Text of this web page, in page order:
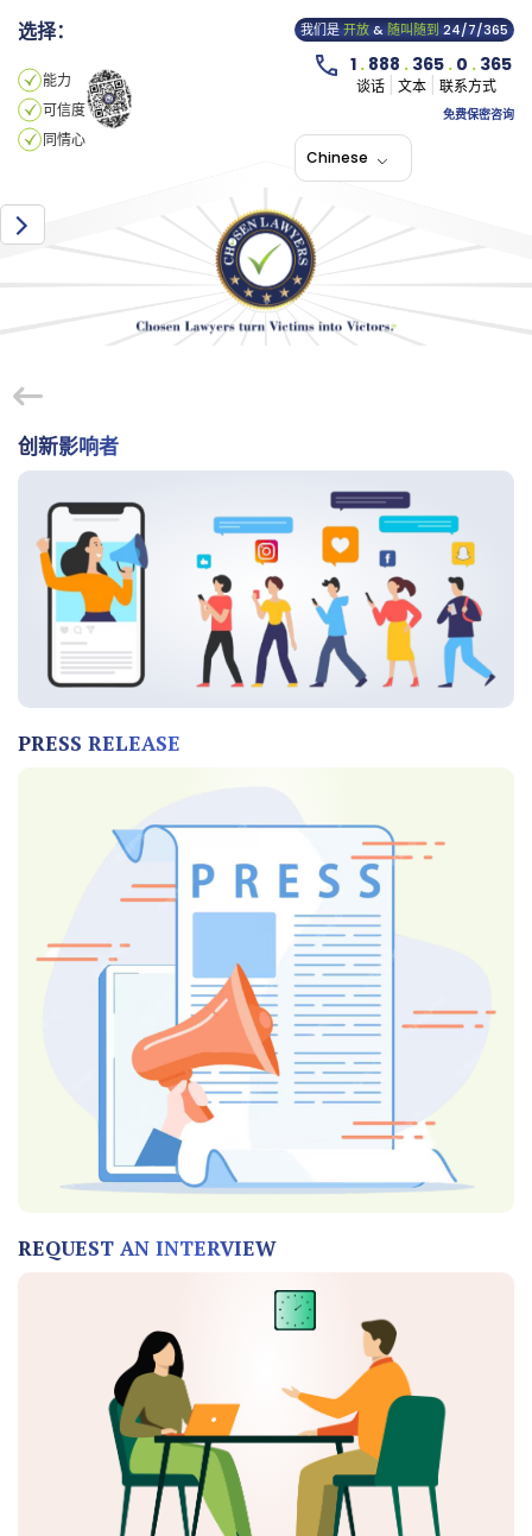
选择：
能力
可信度
同情心
我们是开放&随叫随到24/7/365
1 . 888 . 365 . 0 . 365
谈话 文本
联系方式
免费保密咨询
Chinese
创新影响者
PRESS RELEASE
REQUEST AN INTERVIEW